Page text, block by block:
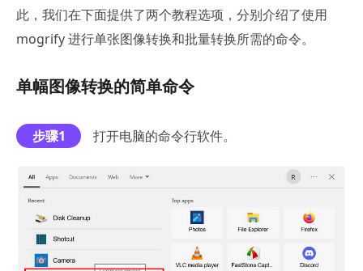
此，我们在下面提供了两个教程选项，分别介绍了使用
mogrify 进行单张图像转换和批量转换所需的命令。
单幅图像转换的简单命令
步骤1 打开电脑的命令行软件。